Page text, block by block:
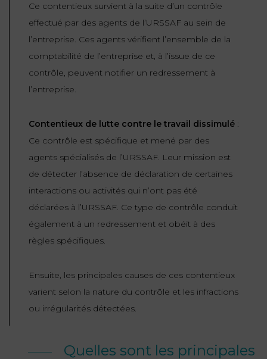
LICENCIEMENT
PENSION
ALIMENTAIRE
PRÉJUDICE
CORPOREL
DISTRIBUTION
ENTREPRISES
DIFFICULTÉ
PUBLIQUES
AGN
HAUSSMANN
DROIT
DU
TOURISME
FONCTION
PRÉJUDICE
Ce contentieux survient à la suite d’un contrôle
effectué par des agents de l’URSSAF au sein de
l’entreprise. Ces agents vérifient l’ensemble de la
comptabilité de l’entreprise et, à l’issue de ce
contrôle, peuvent notifier un redressement à
l’entreprise.
Contentieux de lutte contre le travail dissimulé :
Ce contrôle est spécifique et mené par des
agents spécialisés de l’URSSAF. Leur mission est
de détecter l’absence de déclaration de certaines
interactions ou activités qui n’ont pas été
déclarées à l’URSSAF. Ce type de contrôle conduit
également à un redressement et obéit à des
règles spécifiques.
Ensuite, les principales causes de ces contentieux
varient selon la nature du contrôle et les infractions
ou irrégularités détectées.
Quelles sont les principales